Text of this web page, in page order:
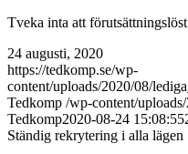
Tveka inta att
24 augusti, 2020
https://tedkomp.se/wp-
content/uploads/2020/08/
Tedkomp /wp-content/
Tedkomp2020-08-24 15:08:55
Ständig rekrytering i alla lägen